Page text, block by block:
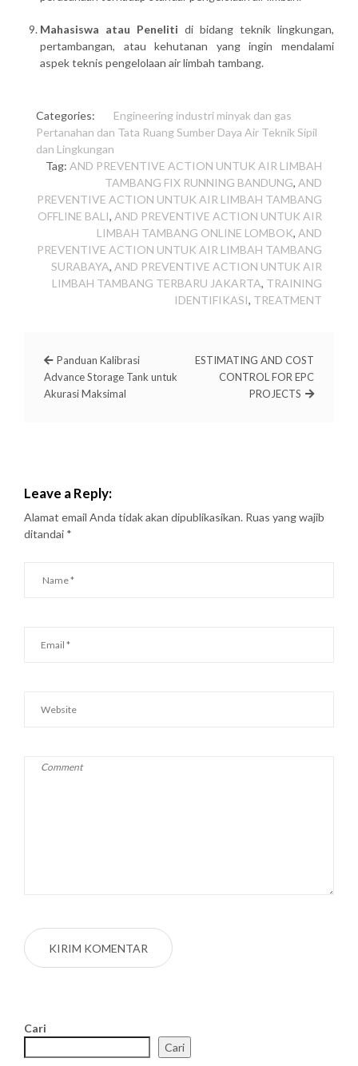
Mahasiswa atau Peneliti di bidang teknik lingkungan,
pertambangan, atau kehutanan yang ingin mendalami
aspek teknis pengelolaan air limbah tambang.
Categories: Engineering industri minyak dan gas
Pertanahan dan Tata RuangSumber Daya Air Teknik Sipil
dan Lingkungan
Tag: AND PREVENTIVE ACTION UNTUK AIR LIMBAH
TAMBANG FIX RUNNING BANDUNG, AND
PREVENTIVE ACTION UNTUK AIR LIMBAH TAMBANG
OFFLINE BALI, AND PREVENTIVE ACTION UNTUK AIR
LIMBAH TAMBANG ONLINE LOMBOK, AND
PREVENTIVE ACTION UNTUK AIR LIMBAH TAMBANG
SURABAYA, AND PREVENTIVE ACTION UNTUK AIR
LIMBAH TAMBANG TERBARU JAKARTA, TRAINING
IDENTIFIKASI, TREATMENT
Panduan Kalibrasi
Advance Storage Tank untuk
Akurasi Maksimal
ESTIMATING AND COST
CONTROL FOR EPC
PROJECTS
Leave a Reply:
Alamat email Anda tidak akan dipublikasikan. Ruas yang wajib
ditandai *
Cari
Cari